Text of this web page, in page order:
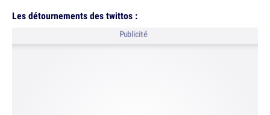
Les détournements des twittos :
Publicité